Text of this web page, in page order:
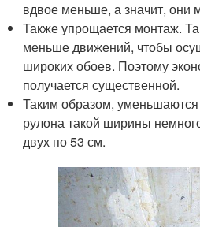
вдвое меньше, а значит, они
Также упрощается монтаж.
меньше движений, чтобы
широких обоев. Поэтому
получается существенной.
Таким образом,
рулона такой ширины
двух по 53 см.